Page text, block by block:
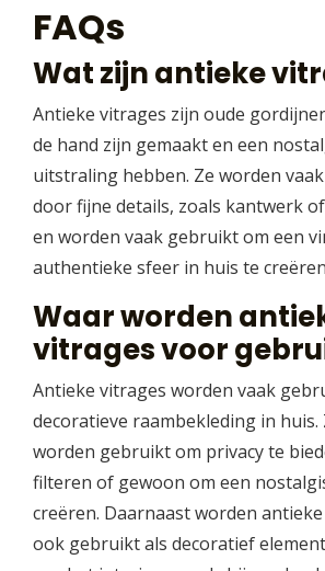
FAQs
Wat zijn antieke
Antieke vitrages zijn oude
de hand zijn gemaakt en een
uitstraling hebben. Ze worden
door fijne details, zoals kantwerk
en worden vaak gebruikt om een
authentieke sfeer in huis te
Waar worden
vitrages voor
Antieke vitrages worden vaak
decoratieve raambekleding in huis.
worden gebruikt om privacy te
filteren of gewoon om een
creëren. Daarnaast worden
ook gebruikt als decoratief